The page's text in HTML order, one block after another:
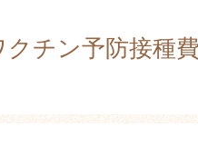
チン予防接種